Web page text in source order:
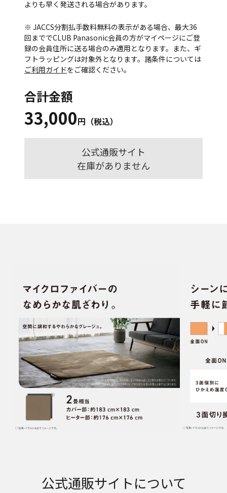
よりも早く発送される場合があります。
※ JACCS分割払手数料無料の表示がある場合、最大36
回まででCLUB Panasonic会員の方がマイページにご登
録の会員住所に送る場合のみ適用となります。また、ギ
フトラッピングは対象外となります。諸条件については
ご利用ガイドをご確認ください。
合計金額
33,000円（税込）
公式通販サイト
在庫がありません
公式通販サイトについて